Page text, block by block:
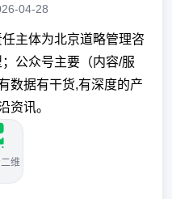
04-28
主体为北京道略管理咨
公众号主要（内容/服
数据有干货,有深度的产
资讯。
维